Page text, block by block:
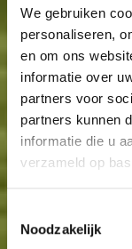
We gebruiken
personaliseren,
en om ons
informatie over
partners voor
partners kunnen
informatie die u
verzameld op
Noodzakelijk